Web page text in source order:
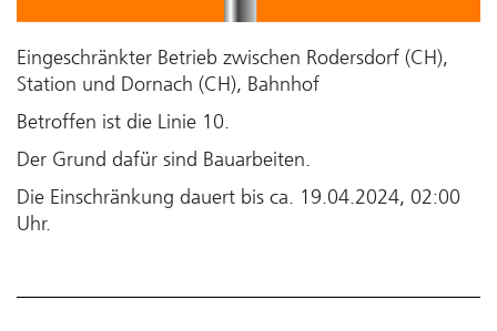
Eingeschränkter Betrieb zwischen Rodersdorf (CH),
Station und Dornach (CH), Bahnhof
Betroffen ist die Linie 10.
Der Grund dafür sind Bauarbeiten.
Die Einschränkung dauert bis ca. 19.04.2024, 02:00
Uhr.